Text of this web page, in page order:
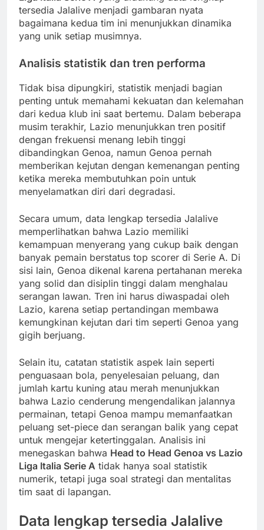
tersedia Jalalive menjadi gambaran nyata
bagaimana kedua tim ini menunjukkan dinamika
yang unik setiap musimnya.
Analisis statistik dan tren performa
Tidak bisa dipungkiri, statistik menjadi bagian
penting untuk memahami kekuatan dan kelemahan
dari kedua klub ini saat bertemu. Dalam beberapa
musim terakhir, Lazio menunjukkan tren positif
dengan frekuensi menang lebih tinggi
dibandingkan Genoa, namun Genoa pernah
memberikan kejutan dengan kemenangan penting
ketika mereka membutuhkan poin untuk
menyelamatkan diri dari degradasi.
Secara umum, data lengkap tersedia Jalalive
memperlihatkan bahwa Lazio memiliki
kemampuan menyerang yang cukup baik dengan
banyak pemain berstatus top scorer di Serie A. Di
sisi lain, Genoa dikenal karena pertahanan mereka
yang solid dan disiplin tinggi dalam menghalau
serangan lawan. Tren ini harus diwaspadai oleh
Lazio, karena setiap pertandingan membawa
kemungkinan kejutan dari tim seperti Genoa yang
gigih berjuang.
Selain itu, catatan statistik aspek lain seperti
penguasaan bola, penyelesaian peluang, dan
jumlah kartu kuning atau merah menunjukkan
bahwa Lazio cenderung mengendalikan jalannya
permainan, tetapi Genoa mampu memanfaatkan
peluang set-piece dan serangan balik yang cepat
untuk mengejar ketertinggalan. Analisis ini
menegaskan bahwa Head to Head Genoa vs Lazio
Liga Italia Serie A tidak hanya soal statistik
numerik, tetapi juga soal strategi dan mentalitas
tim saat di lapangan.
Data lengkap tersedia Jalalive